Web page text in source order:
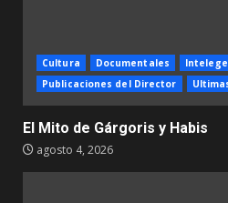
Cultura Documentales
Publicaciones del Director
El Mito de Gárgoris y Habis
agosto 4, 2026